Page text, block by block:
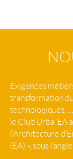
Exigences
transformation
technologiques,
le Club Urba-EA
l’Architecture
(EA) », sous